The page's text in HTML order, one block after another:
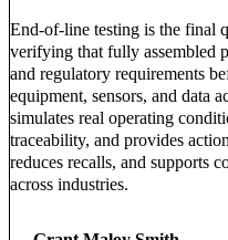
End-of-line testing is the final
verifying that fully assembled
and regulatory requirements
equipment, sensors, and data
simulates real operating
traceability, and provides
reduces recalls, and supports
across industries.